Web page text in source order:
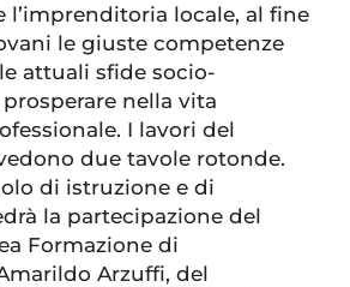
l’imprenditoria locale, al fine
le giuste competenze
attuali sfide socio-
nella vita
I lavori del
due tavole rotonde.
di istruzione e di
la partecipazione del
Formazione di
Arzuffi, del